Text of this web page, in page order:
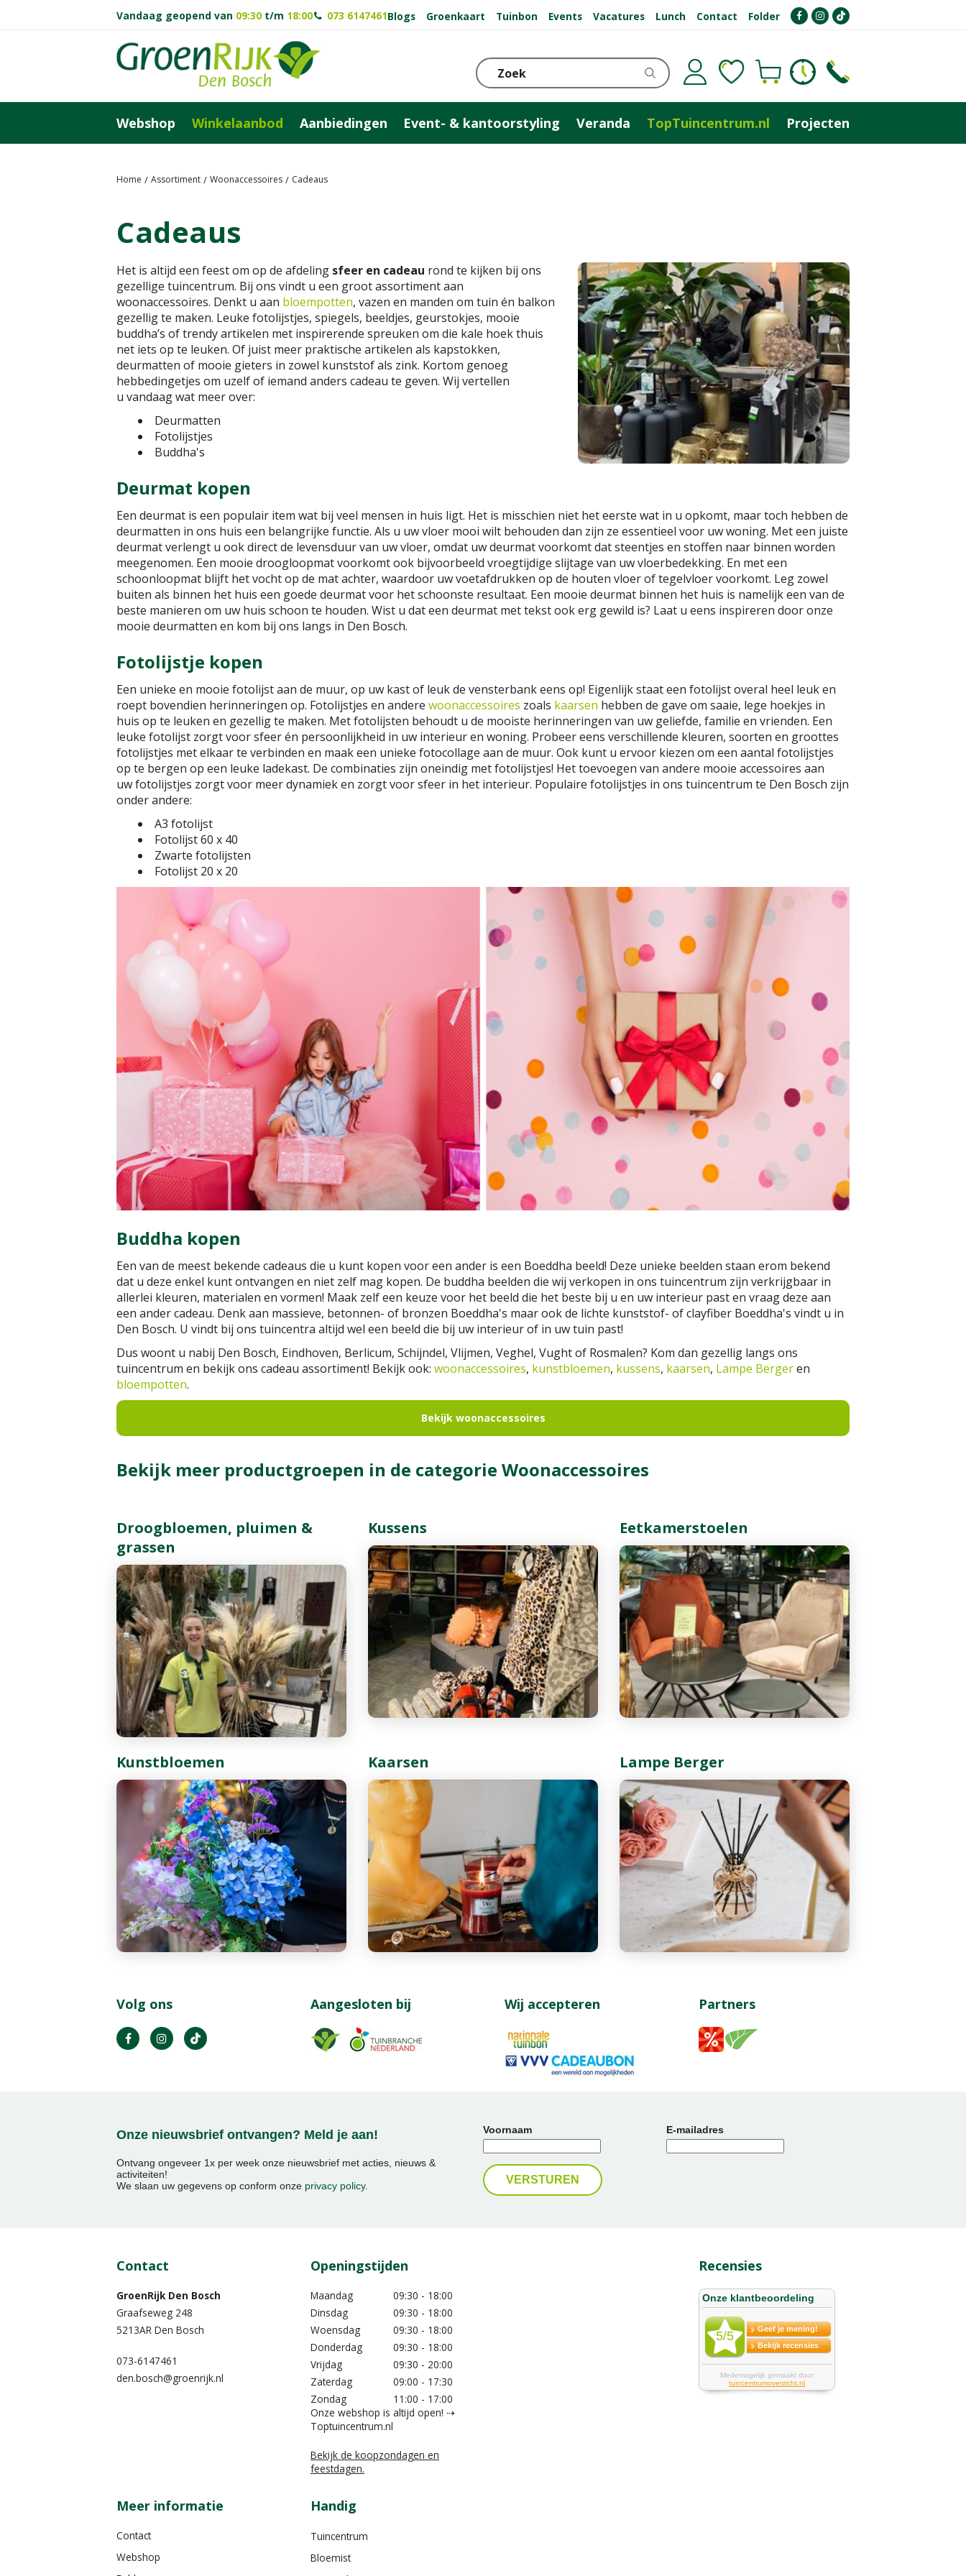
Home Assortiment Woonaccessoires Cadeaus
Vandaag geopend van 09:30 t/m 18:00 073 6147461Blogs Groenkaart Tuinbon Events Vacatures Lunch Contact Folder
Webshop Winkelaanbod Aanbiedingen Event- & kantoorstyling Veranda TopTuincentrum.nl Projecten
Cadeaus
Het is altijd een feest om op de afdeling sfeer en cadeau rond te kijken bij ons
gezellige tuincentrum. Bij ons vindt u een groot assortiment aan
woonaccessoires. Denkt u aan bloempotten, vazen en manden om tuin én balkon
gezellig te maken. Leuke fotolijstjes, spiegels, beeldjes, geurstokjes, mooie
buddha’s of trendy artikelen met inspirerende spreuken om die kale hoek thuis
net iets op te leuken. Of juist meer praktische artikelen als kapstokken,
deurmatten of mooie gieters in zowel kunststof als zink. Kortom genoeg
hebbedingetjes om uzelf of iemand anders cadeau te geven. Wij vertellen
u vandaag wat meer over:
Deurmatten
Fotolijstjes
Buddha's
Deurmat kopen
Een deurmat is een populair item wat bij veel mensen in huis ligt. Het is misschien niet het eerste wat in u opkomt, maar toch hebben de
deurmatten in ons huis een belangrijke functie. Als u uw vloer mooi wilt behouden dan zijn ze essentieel voor uw woning. Met een juiste
deurmat verlengt u ook direct de levensduur van uw vloer, omdat uw deurmat voorkomt dat steentjes en stoffen naar binnen worden
meegenomen. Een mooie droogloopmat voorkomt ook bijvoorbeeld vroegtijdige slijtage van uw vloerbedekking. En met een
schoonloopmat blijft het vocht op de mat achter, waardoor uw voetafdrukken op de houten vloer of tegelvloer voorkomt. Leg zowel
buiten als binnen het huis een goede deurmat voor het schoonste resultaat. Een mooie deurmat binnen het huis is namelijk een van de
beste manieren om uw huis schoon te houden. Wist u dat een deurmat met tekst ook erg gewild is? Laat u eens inspireren door onze
mooie deurmatten en kom bij ons langs in Den Bosch.
Fotolijstje kopen
Een unieke en mooie fotolijst aan de muur, op uw kast of leuk de vensterbank eens op! Eigenlijk staat een fotolijst overal heel leuk en
roept bovendien herinneringen op. Fotolijstjes en andere woonaccessoires zoals kaarsen hebben de gave om saaie, lege hoekjes in
huis op te leuken en gezellig te maken. Met fotolijsten behoudt u de mooiste herinneringen van uw geliefde, familie en vrienden. Een
leuke fotolijst zorgt voor sfeer én persoonlijkheid in uw interieur en woning. Probeer eens verschillende kleuren, soorten en groottes
fotolijstjes met elkaar te verbinden en maak een unieke fotocollage aan de muur. Ook kunt u ervoor kiezen om een aantal fotolijstjes
op te bergen op een leuke ladekast. De combinaties zijn oneindig met fotolijstjes! Het toevoegen van andere mooie accessoires aan
uw fotolijstjes zorgt voor meer dynamiek en zorgt voor sfeer in het interieur. Populaire fotolijstjes in ons tuincentrum te Den Bosch zijn
onder andere:
A3 fotolijst
Fotolijst 60 x 40
Zwarte fotolijsten
Fotolijst 20 x 20
Buddha kopen
Een van de meest bekende cadeaus die u kunt kopen voor een ander is een Boeddha beeld! Deze unieke beelden staan erom bekend
dat u deze enkel kunt ontvangen en niet zelf mag kopen. De buddha beelden die wij verkopen in ons tuincentrum zijn verkrijgbaar in
allerlei kleuren, materialen en vormen! Maak zelf een keuze voor het beeld die het beste bij u en uw interieur past en vraag deze aan
een ander cadeau. Denk aan massieve, betonnen- of bronzen Boeddha's maar ook de lichte kunststof- of clayfiber Boeddha's vindt u in
Den Bosch. U vindt bij ons tuincentra altijd wel een beeld die bij uw interieur of in uw tuin past!
Dus woont u nabij Den Bosch, Eindhoven, Berlicum, Schijndel, Vlijmen, Veghel, Vught of Rosmalen? Kom dan gezellig langs ons
tuincentrum en bekijk ons cadeau assortiment! Bekijk ook: woonaccessoires, kunstbloemen, kussens, kaarsen, Lampe Bergeren
bloempotten.
Bekijk woonaccessoires
Bekijk meer productgroepen in de categorie Woonaccessoires
Droogbloemen, pluimen &
grassen
Kussens Eetkamerstoelen
Kunstbloemen Kaarsen Lampe Berger
Volg ons Aangesloten bij Wij accepteren Partners
Onze nieuwsbrief ontvangen? Meld je aan!
Ontvang ongeveer 1x per week onze nieuwsbrief met acties, nieuws &
activiteiten!
We slaan uw gegevens op conform onze privacy policy.
Voornaam E-mailadres
Contact
GroenRijk Den Bosch
Graafseweg 248
5213AR Den Bosch
073-6147461
den.bosch@groenrijk.nl
Openingstijden
Maandag
09:30 - 18:00
Dinsdag
09:30 - 18:00
Woensdag
09:30 - 18:00
Donderdag
09:30 - 18:00
Vrijdag
09:30 - 20:00
Zaterdag
09:00 - 17:30
Zondag
11:00 - 17:00
Onze webshop is altijd open! ⇢
Toptuincentrum.nl
Bekijk de koopzondagen en
feestdagen.
Recensies
Meer informatie
Contact
Webshop
Handig
Tuincentrum
Bloemist